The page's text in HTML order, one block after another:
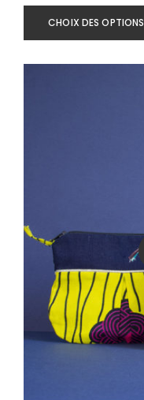
CHOIX DES OPTIONS